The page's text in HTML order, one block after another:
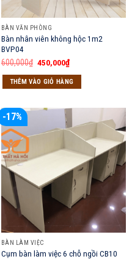
BÀN VĂN PHÒNG
Bàn nhân viên không hộc 1m2
BVP04
600,000₫ Giá
là:
600,000₫.
450,000₫Giá
hiện
tại
là:
THÊM VÀO GIỎ HÀNG
-17%
BÀN LÀM VIỆC
Cụm bàn làm việc 6 chỗ ngồi CB10